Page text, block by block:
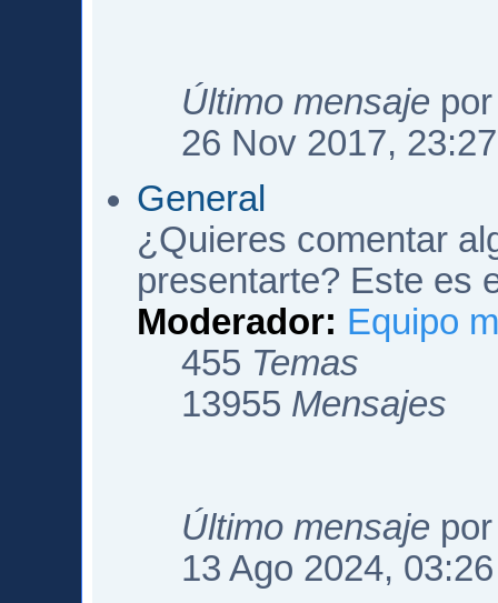
Último mensaje
26 Nov 2017, 23:27
General
¿Quieres comentar
presentarte? Este es
Moderador: Equipo
455 Temas
13955 Mensajes
Último mensaje
13 Ago 2024, 03:26